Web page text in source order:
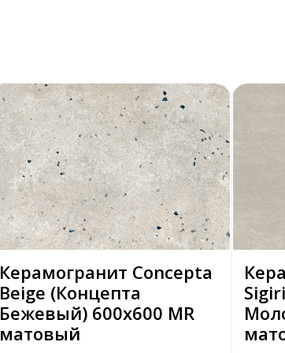
Керамогранит Concepta
Beige (Концепта
Бежевый) 600х600 MR
матовый